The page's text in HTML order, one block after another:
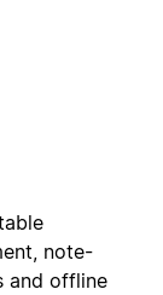
note-
and offline